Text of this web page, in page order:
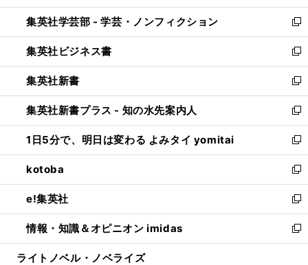
開
く
ウ
で
開
く
ン
ド
ウ
で
開
く
ウ
ィ
ン
ド
ウ
で
開
く
集英社学芸部 - 学芸・ノンフィクション
新
し
い
ウ
ィ
ン
ド
ウ
で
開
く
集英社ビジネス書
新
し
い
ウ
ィ
ン
ド
ウ
で
開
く
集英社新書
新
し
い
ウ
ィ
ン
ド
ウ
で
開
く
集英社新書プラス - 知の水先案内人
新
し
い
ウ
ィ
ン
ド
ウ
で
開
1日5分で、明日は変わる よみタイ yomitai
新
し
い
ウ
ィ
ン
ド
ウ
kotoba
新
し
い
ウ
ィ
ン
e!集英社
新
し
い
ウ
情報・知識＆オピニオン imidas
新
し
ライトノベル・ノベライズ